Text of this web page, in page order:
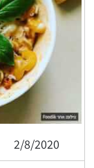
2/8/2020